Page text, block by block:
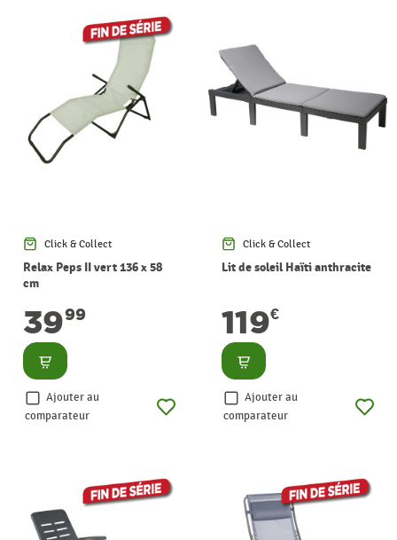
Click & Collect
Relax Peps II vert 136 x 58
cm
3999
Consulter
Ajouter au
comparateur
Click & Collect
Lit de soleil Haïti anthracite
119€
Consulter
Ajouter au
comparateur